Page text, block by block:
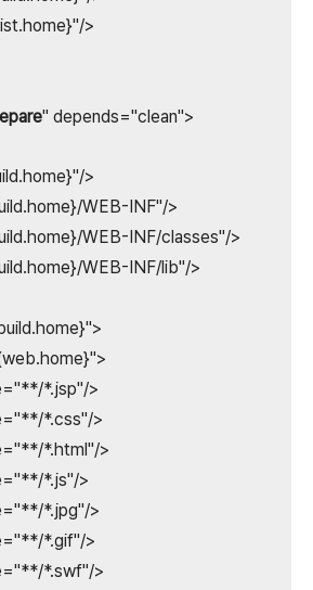
>
" depends="clean">
>
WEB-INF"/>
WEB-INF/classes"/>
WEB-INF/lib"/>
*.jsp"/>
*.css"/>
*.html"/>
*.js"/>
*.jpg"/>
*.gif"/>
*.swf"/>